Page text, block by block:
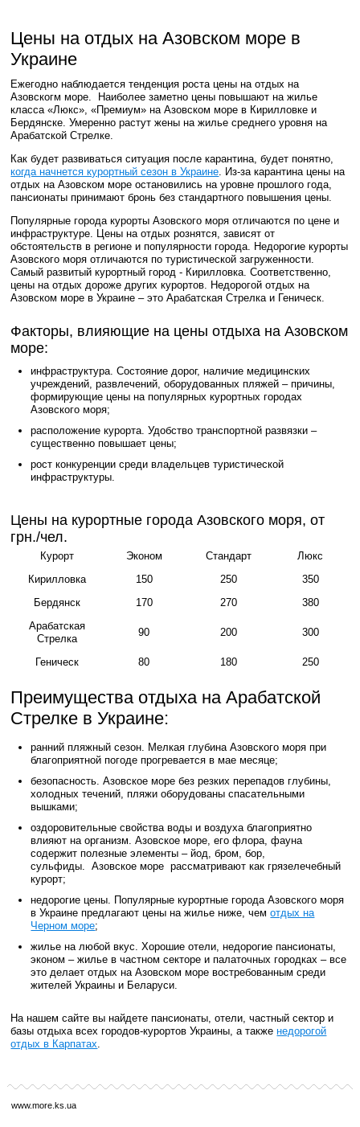
Цены на отдых на Азовском море в
Украине
Ежегодно наблюдается тенденция роста цены на отдых на
Азовскогм море. Наиболее заметно цены повышают на жилье
класса «Люкс», «Премиум» на Азовском море в Кирилловке и
Бердянске. Умеренно растут жены на жилье среднего уровня на
Арабатской Стрелке.
Как будет развиваться ситуация после карантина, будет понятно,
когда начнется курортный сезон в Украине . Из-за карантина цены на
отдых на Азовском море остановились на уровне прошлого года,
пансионаты принимают бронь без стандартного повышения цены.
Популярные города курорты Азовского моря отличаются по цене и
инфраструктуре. Цены на отдых рознятся, зависят от
обстоятельств в регионе и популярности города. Недорогие курорты
Азовского моря отличаются по туристической загруженности.
Самый развитый курортный город - Кирилловка. Соответственно,
цены на отдых дороже других курортов. Недорогой отдых на
Азовском море в Украине – это Арабатская Стрелка и Геническ.
Факторы, влияющие на цены отдыха на Азовском
море:
инфраструктура. Состояние дорог, наличие медицинских
учреждений, развлечений, оборудованных пляжей – причины,
формирующие цены на популярных курортных городах
Азовского моря;
расположение курорта. Удобство транспортной развязки –
существенно повышает цены;
рост конкуренции среди владельцев туристической
инфраструктуры.
Цены на курортные города Азовского моря, от
грн./чел.
Курорт Эконом Стандарт
Люкс
Кирилловка
150 250
350
Бердянск
170 270
380
Арабатская
Стрелка
90 200 300
Геническ 80 180 250
Преимущества отдыха на Арабатской
Стрелке в Украине:
ранний пляжный сезон. Мелкая глубина Азовского моря при
благоприятной погоде прогревается в мае месяце;
безопасность. Азовское море без резких перепадов глубины,
холодных течений, пляжи оборудованы спасательными
вышками;
оздоровительные свойства воды и воздуха благоприятно
влияют на организм. Азовское море, его флора, фауна
содержит полезные элементы – йод, бром, бор,
сульфиды. Азовское море рассматривают как грязелечебный
курорт;
недорогие цены. Популярные курортные города Азовского моря
в Украине предлагают цены на жилье ниже, чемотдых на
Черном море;
жилье на любой вкус. Хорошие отели, недорогие пансионаты,
эконом – жилье в частном секторе и палаточных городках – все
это делает отдых на Азовском море востребованным среди
жителей Украины и Беларуси.
На нашем сайте вы найдете пансионаты, отели, частный сектор и
базы отдыха всех городов-курортов Украины, а такженедорогой
отдых в Карпатах
www.more.ks.ua